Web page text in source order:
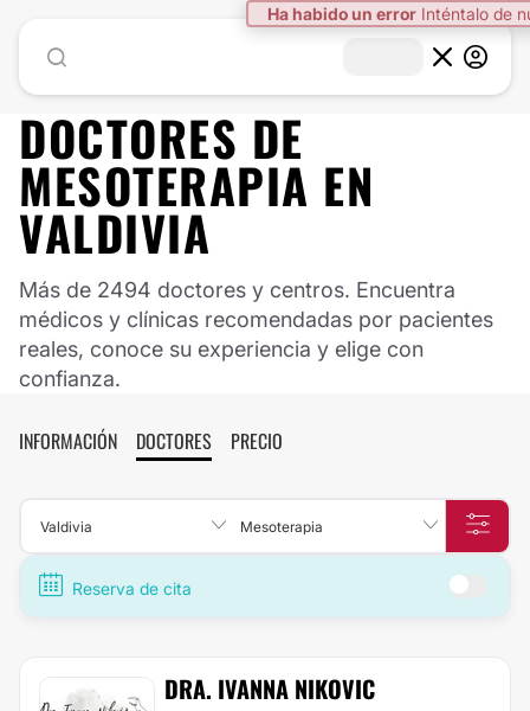
Ha habido un error Inténtalo de
DOCTORES DE
MESOTERAPIA EN
VALDIVIA
Más de 2494 doctores y centros. Encuentra
médicos y clínicas recomendadas por pacientes
reales, conoce su experiencia y elige con
confianza.
INFORMACIÓN DOCTORES PRECIO
Valdivia Mesoterapia
Reserva de cita
DRA. IVANNA NIKOVIC